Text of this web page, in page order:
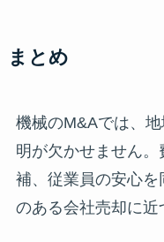
まとめ
機械のM&Aでは、
明が欠かせません
補、従業員の安心
のある会社売却に近